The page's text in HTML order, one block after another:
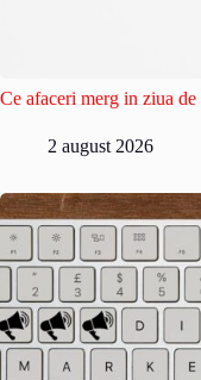
Ce afaceri merg in ziua
2 august 2026